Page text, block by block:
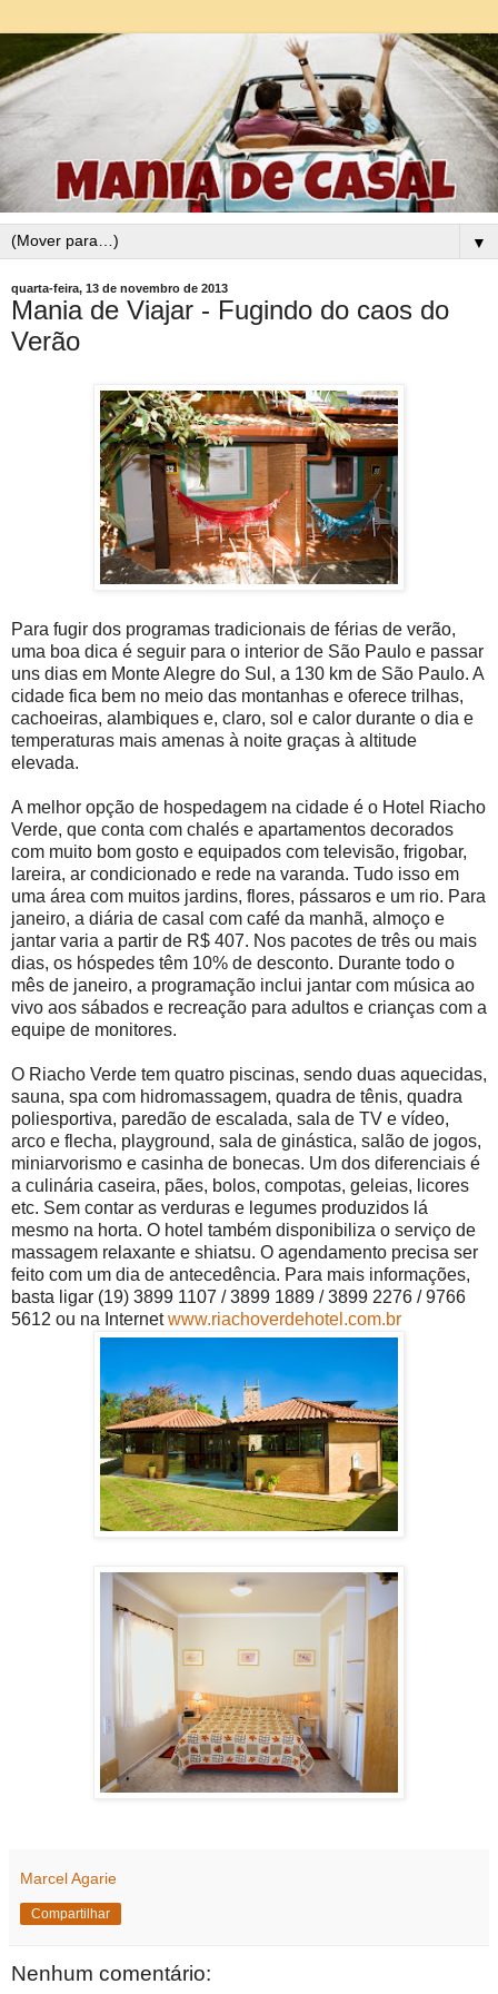
▼
quarta-feira, 13 de novembro de 2013
Mania de Viajar - Fugindo do caos do
Verão
Para fugir dos programas tradicionais de férias de verão,
uma boa dica é seguir para o interior de São Paulo e passar
uns dias em Monte Alegre do Sul, a 130 km de São Paulo. A
cidade fica bem no meio das montanhas e oferece trilhas,
cachoeiras, alambiques e, claro, sol e calor durante o dia e
temperaturas mais amenas à noite graças à altitude
elevada.
A melhor opção de hospedagem na cidade é o Hotel Riacho
Verde, que conta com chalés e apartamentos decorados
com muito bom gosto e equipados com televisão, frigobar,
lareira, ar condicionado e rede na varanda. Tudo isso em
uma área com muitos jardins, flores, pássaros e um rio. Para
janeiro, a diária de casal com café da manhã, almoço e
jantar varia a partir de R$ 407. Nos pacotes de três ou mais
dias, os hóspedes têm 10% de desconto. Durante todo o
mês de janeiro, a programação inclui jantar com música ao
vivo aos sábados e recreação para adultos e crianças com a
equipe de monitores.
O Riacho Verde tem quatro piscinas, sendo duas aquecidas,
sauna, spa com hidromassagem, quadra de tênis, quadra
poliesportiva, paredão de escalada, sala de TV e vídeo,
arco e flecha, playground, sala de ginástica, salão de jogos,
miniarvorismo e casinha de bonecas. Um dos diferenciais é
a culinária caseira, pães, bolos, compotas, geleias, licores
etc. Sem contar as verduras e legumes produzidos lá
mesmo na horta. O hotel também disponibiliza o serviço de
massagem relaxante e shiatsu. O agendamento precisa ser
feito com um dia de antecedência. Para mais informações,
basta ligar (19) 3899 1107 / 3899 1889 / 3899 2276 / 9766
5612 ou na Internetwww.riachoverdehotel.com.br
Marcel Agarie
Compartilhar
Nenhum comentário: